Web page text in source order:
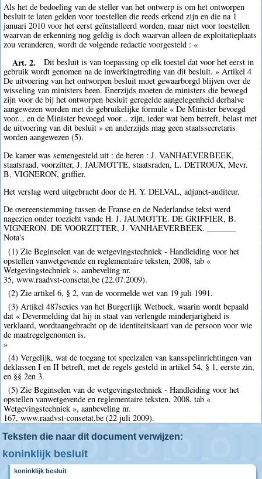
Als het de bedoeling van de steller van het ontwerp is om het ontworpen
besluit te laten gelden voor toestellen die reeds erkend zijn en die na 1
januari 2010 voor het eerst geïnstalleerd worden, maar niet voor toestellen
waarvan de erkenning nog geldig is doch waarvan alleen de exploitatieplaats
zou veranderen, wordt de volgende redactie voorgesteld : «
Art. 2.
Dit besluit is van toepassing op elk toestel dat voor het eerst in
gebruik wordt genomen na de inwerkingtreding van dit besluit. » Artikel 4
De uitvoering van het ontworpen besluit moet gewaarborgd blijven over de
wisseling van ministers heen. Enerzijds moeten de ministers die bevoegd
zijn voor de bij het ontworpen besluit geregelde aangelegenheid derhalve
aangewezen worden met de gebruikelijke formule « De Minister bevoegd
voor... en de Minister bevoegd voor... zijn, ieder wat hem betreft, belast met
de uitvoering van dit besluit » en anderzijds mag geen staatssecretaris
worden aangewezen (5).
De kamer was semengesteld uit : de heren : J. VANHAEVERBEEK,
staatsraad, voorzitter, J. JAUMOTTE, staatsraden, L. DETROUX, Mevr.
B. VIGNERON, griffier.
Het verslag werd uitgebracht door de H. Y. DELVAL, adjunct-auditeur.
De overeenstemming tussen de Franse en de Nederlandse tekst werd
nagezien onder toezicht vande H. J. JAUMOTTE. DE GRIFFIER, B.
VIGNERON. DE VOORZITTER, J. VANHAEVERBEEK. _______
Nota's
(1) Zie Beginselen van de wetgevingstechniek - Handleiding voor het
opstellen vanwetgevende en reglementaire teksten, 2008, tab «
Wetgevingstechniek », aanbeveling nr.
35, www.raadvst-consetat.be (22.07.2009).
(2) Zie artikel 6, § 2, van de voormelde wet van 19 juli 1991.
(3) Artikel 487sexies van het Burgerlijk Wetboek, waarin wordt bepaald
dat « Devermelding dat hij in staat van verlengde minderjarigheid is
verklaard, wordtaangebracht op de identiteitskaart van de persoon voor wie
de maatregelgenomen is.
»
(4) Vergelijk, wat de toegang tot speelzalen van kansspelinrichtingen van
deklassen I en II betreft, met de regels gesteld in artikel 54, § 1, eerste zin,
en §§ 2en 3.
(5) Zie Beginselen van de wetgevingstechniek - Handleiding voor het
opstellen vanwetgevende en reglementaire teksten, 2008, tab «
Wetgevingstechniek », aanbeveling nr.
167, www.raadvst-consetat.be (22 juli 2009).
Teksten die naar dit document verwijzen:
koninklijk besluit
koninklijk besluit